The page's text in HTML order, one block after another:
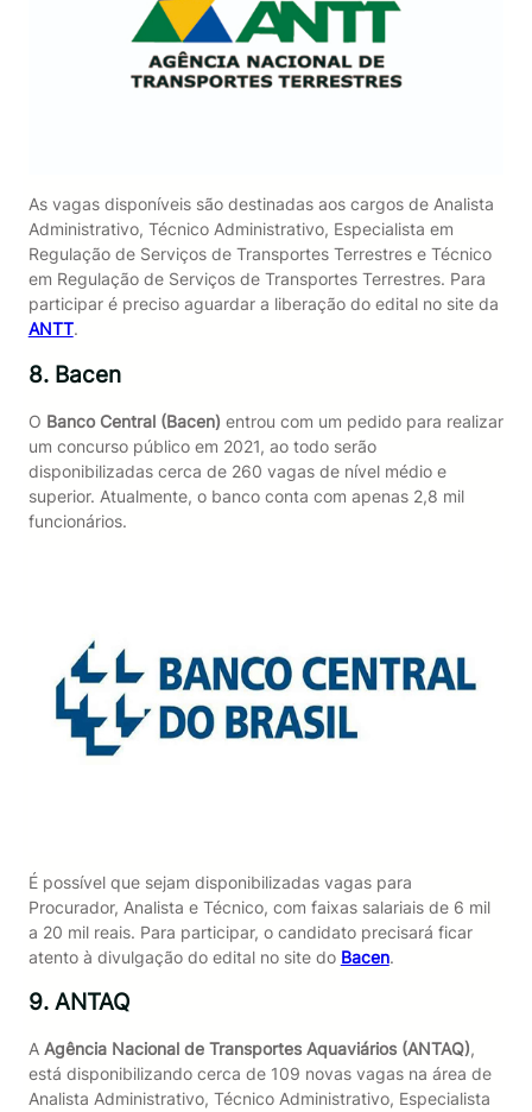
As vagas disponíveis são destinadas aos cargos de Analista
Administrativo, Técnico Administrativo, Especialista em
Regulação de Serviços de Transportes Terrestres e Técnico
em Regulação de Serviços de Transportes Terrestres. Para
participar é preciso aguardar a liberação do edital no site da
ANTT.
8. Bacen
O Banco Central (Bacen) entrou com um pedido para realizar
um concurso público em 2021, ao todo serão
disponibilizadas cerca de 260 vagas de nível médio e
superior. Atualmente, o banco conta com apenas 2,8 mil
funcionários.
É possível que sejam disponibilizadas vagas para
Procurador, Analista e Técnico, com faixas salariais de 6 mil
a 20 mil reais. Para participar, o candidato precisará ficar
atento à divulgação do edital no site do Bacen.
9. ANTAQ
A Agência Nacional de Transportes Aquaviários (ANTAQ),
está disponibilizando cerca de 109 novas vagas na área de
Analista Administrativo, Técnico Administrativo, Especialista